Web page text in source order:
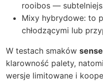
rooibos —
Mixy hybrydowe: to
chłodzącymi lub
W testach smaków
klarowność palety,
wersje limitowane i